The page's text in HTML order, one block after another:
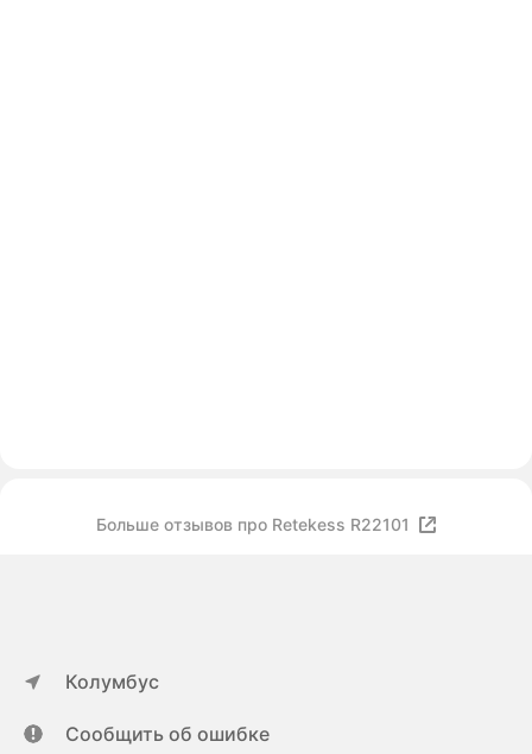
Больше отзывов про Retekess R22101
Колумбус
Сообщить об ошибке